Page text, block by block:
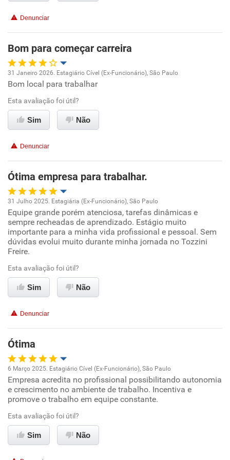
Benefícios
Recomenda esta empresa
Denunciar
Bom para começar carreira
Oportunidade de promoção
Ambiente de trabalho
Benefícios
Recomenda esta empresa
31 Janeiro 2026. Estagiário Cível (Ex-Funcionário), São Paulo
Bom local para trabalhar
Esta avaliação foi útil?
Sim Não
Denunciar
Ótima empresa para trabalhar.
Oportunidade de promoção
Ambiente de trabalho
Conciliação com a vida familiar
Benefícios
Recomenda esta empresa
31 Julho 2025. Estagiária (Ex-Funcionário), São Paulo
Equipe grande porém atenciosa, tarefas dinâmicas e
sempre recheadas de aprendizado. Estágio muito
importante para a minha vida profissional e pessoal. Sem
dúvidas evolui muito durante minha jornada no Tozzini
Freire.
Esta avaliação foi útil?
Sim Não
Denunciar
Ótima
Oportunidade de promoção
Conciliação com a vida familiar
6 Março 2025. Estagiário Cível (Ex-Funcionário), São Paulo
Empresa acredita no profissional possibilitando autonomia
e crescimento no ambiente de trabalho. Incentiva e
promove o trabalho em equipe constante.
Esta avaliação foi útil?
Sim Não